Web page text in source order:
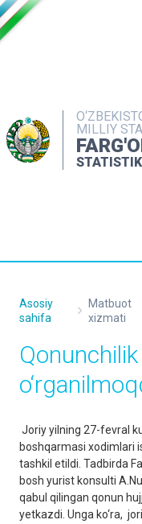
MILLIY
Asosiy
sahifa
Matbuot
xizmati
Joriy yilning 27-fevral
boshqarmasi xodimlari
tashkil etildi. Tadbirda
bosh yurist konsulti
qabul qilingan qonun
yetkazdi. Unga ko‘ra,